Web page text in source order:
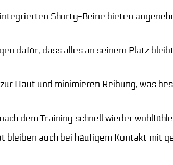
Shorty-Beine bieten
dafür, dass alles an seinem Platz
Haut und minimieren Reibung, was
dem Training schnell wieder
bleiben auch bei häufigem Kontakt mit